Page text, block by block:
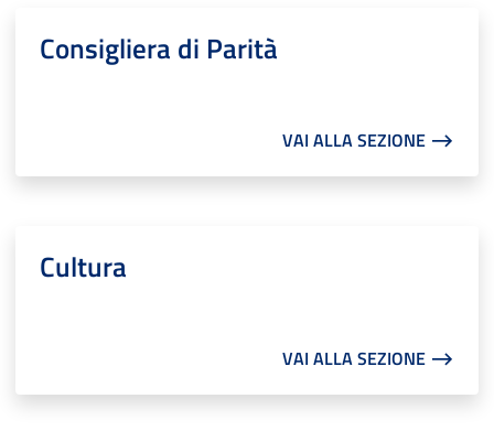
Consigliera di Parità
VAI ALLA SEZIONE ⟶
Cultura
VAI ALLA SEZIONE ⟶